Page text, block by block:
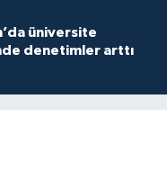
üniversite
denetimler arttı